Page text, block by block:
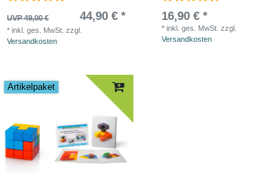
UVP 49,00 € 44,90 € *
*inkl. ges. MwSt. zzgl.
Versandkosten
16,90 € *
*inkl. ges. MwSt. zzgl.
Versandkosten
Artikelpaket